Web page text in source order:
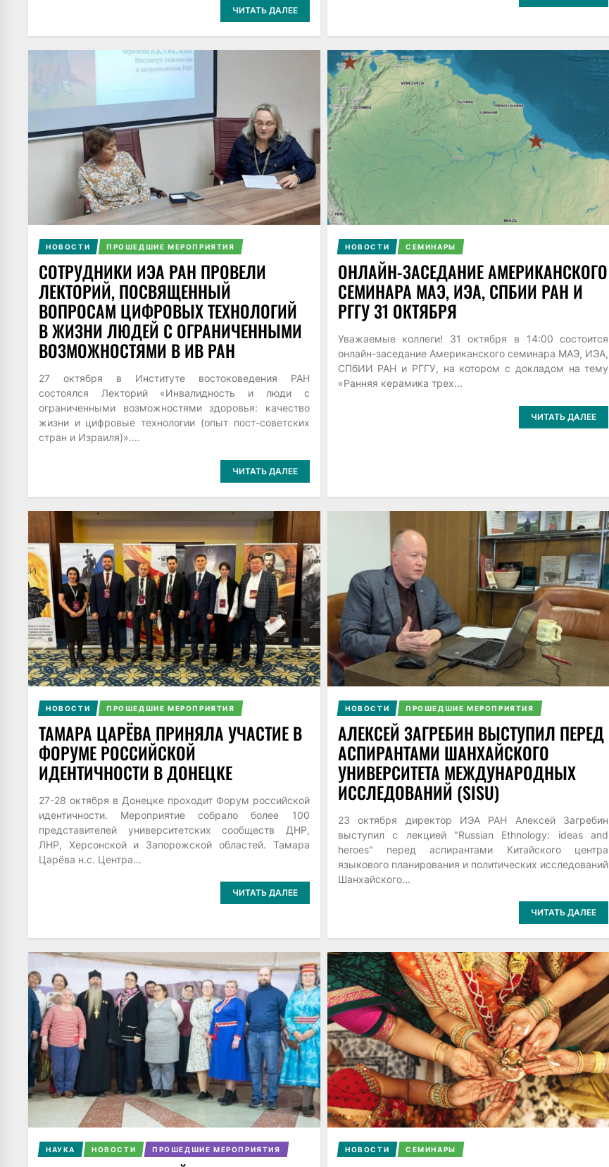
ЧИТАТЬ ДАЛЕЕ
НОВОСТИ ПРОШЕДШИЕ МЕРОПРИЯТИЯ
СОТРУДНИКИ ИЭА РАН ПРОВЕЛИ
ЛЕКТОРИЙ, ПОСВЯЩЕННЫЙ
ВОПРОСАМ ЦИФРОВЫХ ТЕХНОЛОГИЙ
В ЖИЗНИ ЛЮДЕЙ С ОГРАНИЧЕННЫМИ
ВОЗМОЖНОСТЯМИ В ИВ РАН
27 октября в Институте востоковедения РАН
состоялся Лекторий «Инвалидность и люди с
ограниченными возможностями здоровья: качество
жизни и цифровые технологии (опыт пост-советских
стран и Израиля)»....
ЧИТАТЬ ДАЛЕЕ
НОВОСТИ СЕМИНАРЫ
ОНЛАЙН-ЗАСЕДАНИЕ АМЕРИКАНСКОГО
СЕМИНАРА МАЭ, ИЭА, СПБИИ РАН И
РГГУ 31 ОКТЯБРЯ
Уважаемые коллеги! 31 октября в 14:00 состоится
онлайн-заседание Американского семинара МАЭ, ИЭА,
СПбИИ РАН и РГГУ, на котором с докладом на тему
«Ранняя керамика трех...
ЧИТАТЬ ДАЛЕЕ
НОВОСТИ ПРОШЕДШИЕ МЕРОПРИЯТИЯ
ТАМАРА ЦАРЁВА ПРИНЯЛА УЧАСТИЕ В
ФОРУМЕ РОССИЙСКОЙ
ИДЕНТИЧНОСТИ В ДОНЕЦКЕ
27-28 октября в Донецке проходит Форум российской
идентичности. Мероприятие собрало более 100
представителей университетских сообществ ДНР,
ЛНР, Херсонской и Запорожской областей. Тамара
Царёва н.с. Центра...
ЧИТАТЬ ДАЛЕЕ
НОВОСТИ ПРОШЕДШИЕ МЕРОПРИЯТИЯ
АЛЕКСЕЙ ЗАГРЕБИН ВЫСТУПИЛ ПЕРЕД
АСПИРАНТАМИ ШАНХАЙСКОГО
УНИВЕРСИТЕТА МЕЖДУНАРОДНЫХ
ИССЛЕДОВАНИЙ (SISU)
23 октября директор ИЭА РАН Алексей Загребин
выступил с лекцией "Russian Ethnology: ideas and
heroes" перед аспирантами Китайского центра
языкового планирования и политических исследований
Шанхайского...
ЧИТАТЬ ДАЛЕЕ
НАУКА НОВОСТИ ПРОШЕДШИЕ МЕРОПРИЯТИЯ НОВОСТИ СЕМИНАРЫ